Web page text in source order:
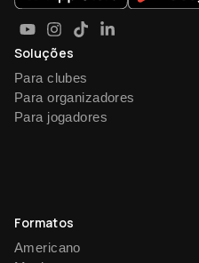
Soluções
Para clubes
Para organizadores
Para jogadores
Formatos
Americano